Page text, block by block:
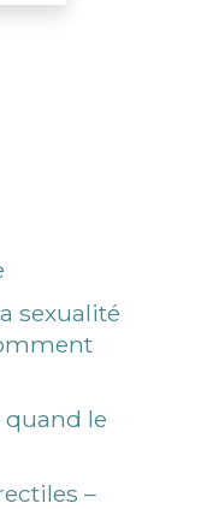
sexualité
quand le
–